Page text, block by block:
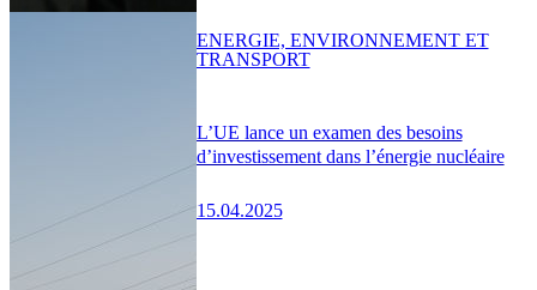
L’UE lance un examen des besoins
d’investissement dans l’énergie nucléaire
15.04.2025
ENERGIE, ENVIRONNEMENT ET
TRANSPORT